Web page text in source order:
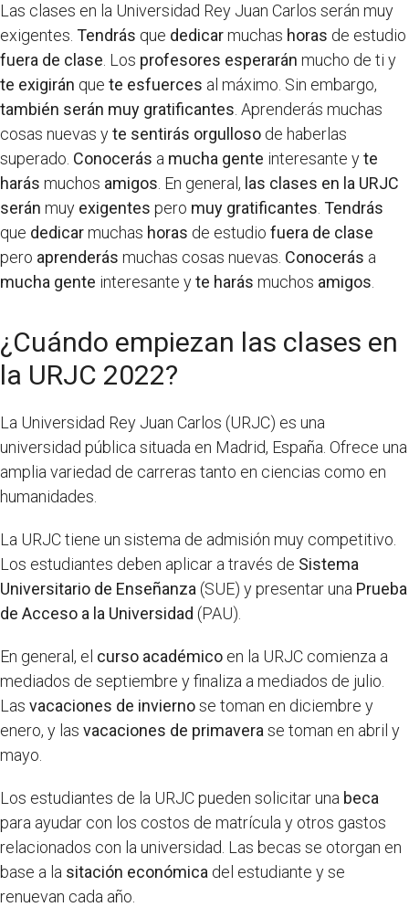
Las clases en la Universidad Rey Juan Carlos serán muy
exigentes. Tendrás que dedicarmuchas horas de estudio
fuera de clase . Los profesores esperarán mucho de ti y
te exigirán que te esfuerces al máximo. Sin embargo,
también serán muy gratificantes . Aprenderás muchas
cosas nuevas yte sentirás orgulloso de haberlas
superado. Conocerás a mucha gente interesante yte
harás muchos amigos . En general, las clases en la URJC
serán muy exigentes pero muy gratificantes Tendrás
que dedicarmuchas horas de estudio fuera de clase
pero aprenderás muchas cosas nuevas. Conocerás a
mucha gente interesante yte harás muchos amigos
¿Cuándo empiezan las clases en
la URJC 2022?
La Universidad Rey Juan Carlos (URJC) es una
universidad pública situada en Madrid, España. Ofrece una
amplia variedad de carreras tanto en ciencias como en
humanidades.
La URJC tiene un sistema de admisión muy competitivo.
Los estudiantes deben aplicar a través de Sistema
Universitario de Enseñanza (SUE) y presentar una Prueba
de Acceso a la Universidad (PAU).
En general, el curso académico en la URJC comienza a
mediados de septiembre y finaliza a mediados de julio.
Las vacaciones de inviernose toman en diciembre y
enero, y las vacaciones de primavera se toman en abril y
mayo.
Los estudiantes de la URJC pueden solicitar una beca
para ayudar con los costos de matrícula y otros gastos
relacionados con la universidad. Las becas se otorgan en
base a la sitación económica del estudiante y se
renuevan cada año.